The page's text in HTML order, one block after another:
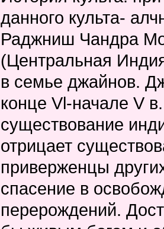
данного культа-
Раджниш Чандра
(Центральная
в семье джайнов.
конце Vl-начале V
существование
отрицает
приверженцы
спасение в
перерождений.